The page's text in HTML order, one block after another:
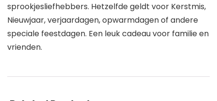
sprookjesliefhebbers. Hetzelfde geldt voor Kerstmis,
Nieuwjaar, verjaardagen, opwarmdagen of andere
speciale feestdagen. Een leuk cadeau voor familie en
vrienden.